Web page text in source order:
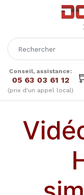
Conseil, assistance:
05 63 03 61 12
(prix d'un appel local)